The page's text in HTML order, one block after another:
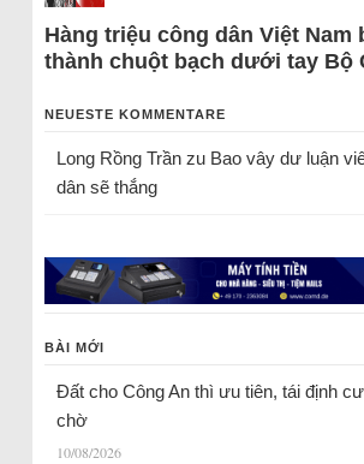
Hàng triệu công dân Việt Nam
thành chuột bạch dưới tay Bộ
NEUESTE KOMMENTARE
Long Rồng Trầnzu Bao vây dư luận
dân sẽ thắng
BÀI MỚI
Đất cho Công An thì ưu tiên, tái định
chờ
10/08/2026